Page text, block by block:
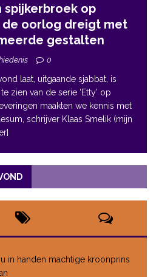
spijkerbroek op
de oorlog dreigt met
gestalten
0
laat, uitgaande sjabbat, is
zien van de serie ‘Etty’ op
maakten we kennis met
schrijver Klaas Smelik (mijn
in handen machtige kroonprins